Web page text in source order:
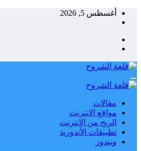
التجاوزأغسطس 5, 2026
مقالات
مواقع الانترنت
الربح من الانترنت
تطبيقات الأندوريد
ويندوز